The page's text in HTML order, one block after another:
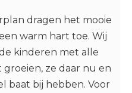
dragen het mooie
warm hart toe. Wij
kinderen met alle
groeien, ze daar nu en
baat bij hebben. Voor